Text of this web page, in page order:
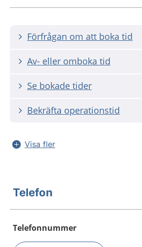
Förfrågan om att boka tid
Av- eller omboka tid
Se bokade tider
Bekräfta operationstid
Visa fler
Telefon
Telefonnummer